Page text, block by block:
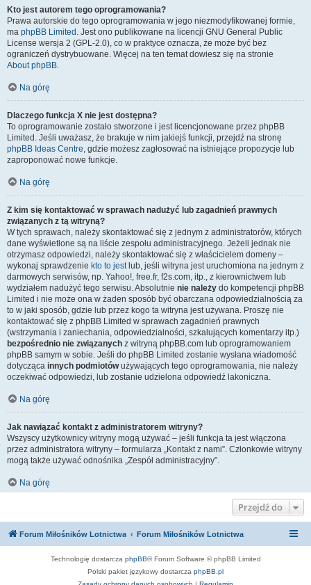
Kto jest autorem tego oprogramowania?
Prawa autorskie do tego oprogramowania w jego niezmodyfikowanej formie,
ma phpBB Limited . Jest ono publikowane na licencji GNU General Public
License wersja 2 (GPL-2.0), co w praktyce oznacza, że może być bez
ograniczeń dystrybuowane. Więcej na ten temat dowiesz się na stronie
About phpBB.
Na górę
Dlaczego funkcja X nie jest dostępna?
To oprogramowanie zostało stworzone i jest licencjonowane przez phpBB
Limited. Jeśli uważasz, że brakuje w nim jakiejś funkcji, przejdź na stronę
phpBB Ideas Centre, gdzie możesz zagłosować na istniejące propozycje lub
zaproponować nowe funkcje.
Na górę
Z kim się kontaktować w sprawach nadużyć lub zagadnień prawnych
związanych z tą witryną?
W tych sprawach, należy skontaktować się z jednym z administratorów, których
dane wyświetlone są na liście zespołu administracyjnego. Jeżeli jednak nie
otrzymasz odpowiedzi, należy skontaktować się z właścicielem domeny –
wykonaj sprawdzenie kto to jestlub, jeśli witryna jest uruchomiona na jednym z
darmowych serwisów, np. Yahoo!, free.fr, f2s.com, itp., z kierownictwem lub
wydziałem nadużyć tego serwisu. Absolutnie nie należy do kompetencji phpBB
Limited i nie może ona w żaden sposób być obarczana odpowiedzialnością za
to w jaki sposób, gdzie lub przez kogo ta witryna jest używana. Proszę nie
kontaktować się z phpBB Limited w sprawach zagadnień prawnych
(wstrzymania i zaniechania, odpowiedzialności, szkalujących komentarzy itp.)
bezpośrednio nie związanych z witryną phpBB.com lub oprogramowaniem
phpBB samym w sobie. Jeśli do phpBB Limited zostanie wysłana wiadomość
dotycząca innych podmiotówużywających tego oprogramowania, nie należy
oczekiwać odpowiedzi, lub zostanie udzielona odpowiedź lakoniczna.
Na górę
Jak nawiązać kontakt z administratorem witryny?
Wszyscy użytkownicy witryny mogą używać – jeśli funkcja ta jest włączona
przez administratora witryny – formularza „Kontakt z nami”. Członkowie witryny
mogą także używać odnośnika „Zespół administracyjny”.
Na górę
Przejdź do
Forum Miłośników Lotnictwa Forum Miłośników Lotnictwa
Technologię dostarcza phpBB® Forum Software © phpBB Limited
Polski pakiet językowy dostarcza phpBB.pl